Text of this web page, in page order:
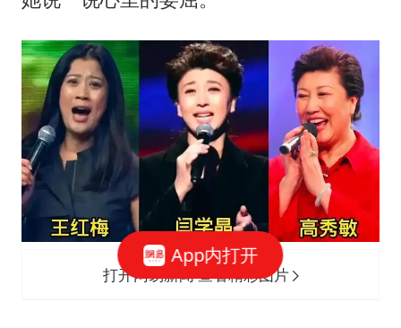
打开网易新闻 查看精彩图片
App内打开